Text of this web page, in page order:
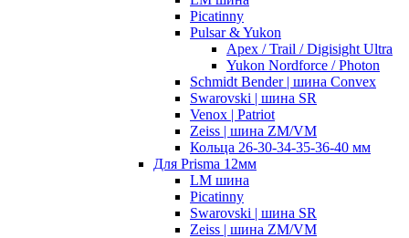
Picatinny
Pulsar & Yukon
Apex / Trail / Digisight Ultra
Yukon Nordforce / Photon
Schmidt Bender | шина Convex
Swarovski | шина SR
Venox | Patriot
Zeiss | шина ZM/VM
Кольца 26-30-34-35-36-40 мм
Для Prisma 12мм
LM шина
Picatinny
Swarovski | шина SR
Zeiss | шина ZM/VM